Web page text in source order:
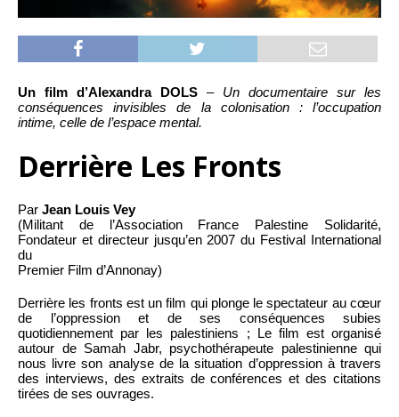
Un film d’Alexandra DOLS – Un documentaire sur les
conséquences invisibles de la colonisation : l’occupation
intime, celle de l’espace mental.
Derrière Les Fronts
Par Jean Louis Vey
(Militant de l’Association France Palestine Solidarité,
Fondateur et directeur jusqu’en 2007 du Festival International
du
Premier Film d’Annonay)
Derrière les fronts est un film qui plonge le spectateur au cœur
de l’oppression et de ses conséquences subies
quotidiennement par les palestiniens ; Le film est organisé
autour de Samah Jabr, psychothérapeute palestinienne qui
nous livre son analyse de la situation d’oppression à travers
des interviews, des extraits de conférences et des citations
tirées de ses ouvrages.